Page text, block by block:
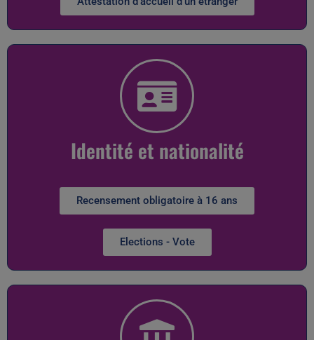
Identité et nationalité
Recensement obligatoire à 16 ans
Elections - Vote